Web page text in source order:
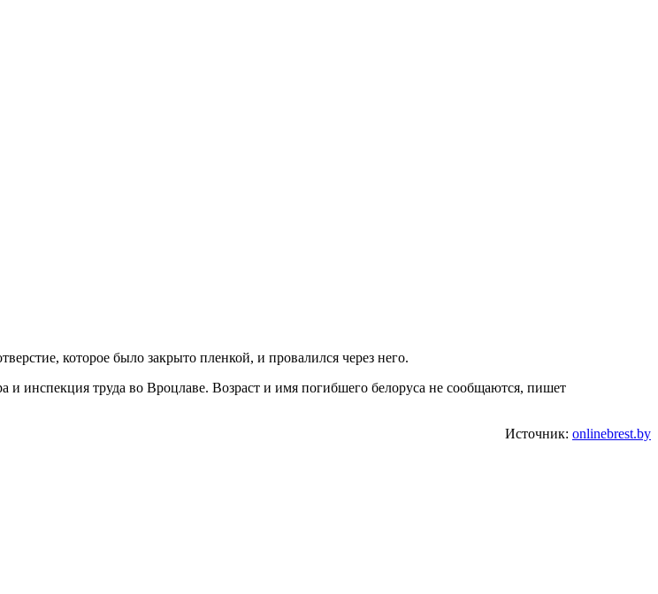
которое было закрыто пленкой, и провалился через него.
инспекция труда во Вроцлаве. Возраст и имя погибшего белоруса не сообщаются, пишет
Источник: onlinebrest.by